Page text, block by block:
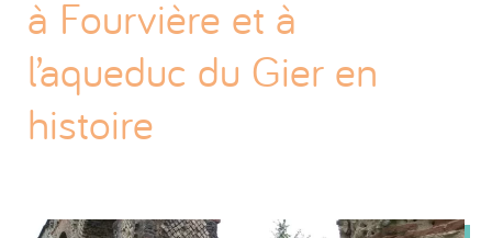
à Fourvière et à
l’aqueduc du Gier en
histoire